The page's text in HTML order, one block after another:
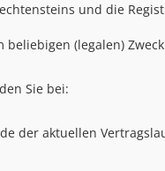
und die
(legalen)
Sie bei:
der aktuellen